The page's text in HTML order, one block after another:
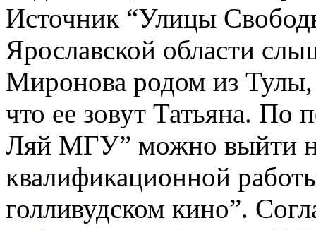
Источник “Улицы
Ярославской области
Миронова родом из Тулы,
что ее зовут Татьяна. По
Ляй МГУ” можно выйти
квалификационной
голливудском кино”.